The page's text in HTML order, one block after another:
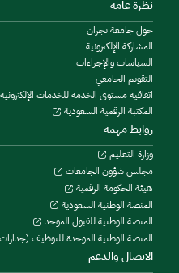
نظرة عامة
حول جامعة نجران
المشاركة الإلكترونية
السياسات والإجراءات
التقويم الجامعي
اتفاقية مستوى الخدمة للخدمات الإلكترونية
المكتبة الرقمية السعودية
روابط مهمة
وزارة التعليم
مجلس شؤون الجامعات
هيئة الحكومة الرقمية
المنصة الوطنية السعودية
المنصة الوطنية للقبول الموحد
المنصة الوطنية الموحدة للتوظيف
الاتصال والدعم